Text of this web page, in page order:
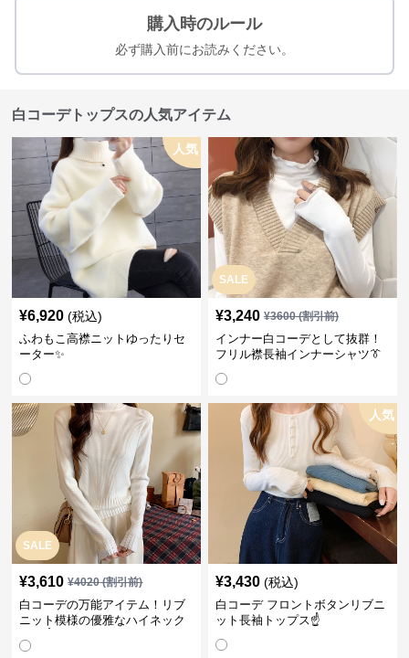
購入時のルール
必ず購入前にお読みください。
白コーデトップスの人気アイテム
人気
¥6,920 (税込)
ふわもこ高襟ニットゆったりセ
ーター✨
SALE
¥3,240 ¥3600(割引前)
インナー白コーデとして抜群！
フリル襟長袖インナーシャツ👔
SALE
¥3,610 ¥4020(割引前)
白コーデの万能アイテム！リブ
ニット模様の優雅なハイネック
人気
¥3,430 (税込)
白コーデ フロントボタンリブニ
ット長袖トップス☝️